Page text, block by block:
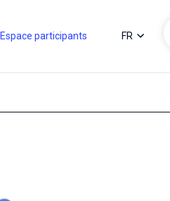
Espace participants FR